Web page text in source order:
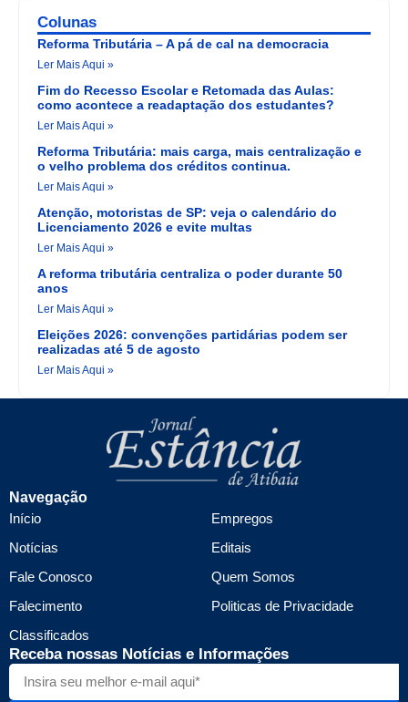
Colunas
Reforma Tributária – A pá de cal na democracia
Ler Mais Aqui »
Fim do Recesso Escolar e Retomada das Aulas:
como acontece a readaptação dos estudantes?
Ler Mais Aqui »
Reforma Tributária: mais carga, mais centralização e
o velho problema dos créditos continua.
Ler Mais Aqui »
Atenção, motoristas de SP: veja o calendário do
Licenciamento 2026 e evite multas
Ler Mais Aqui »
A reforma tributária centraliza o poder durante 50
anos
Ler Mais Aqui »
Eleições 2026: convenções partidárias podem ser
realizadas até 5 de agosto
Ler Mais Aqui »
Navegação
Início
Notícias
Fale Conosco
Falecimento
Classificados
Empregos
Editais
Quem Somos
Politicas de Privacidade
Receba nossas Notícias e Informações